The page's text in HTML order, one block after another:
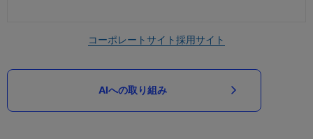
コーポレートサイト採用サイト
AIへの取り組み